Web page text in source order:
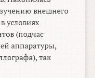
внешнего
условиях
(подчас
аппаратуры,
так